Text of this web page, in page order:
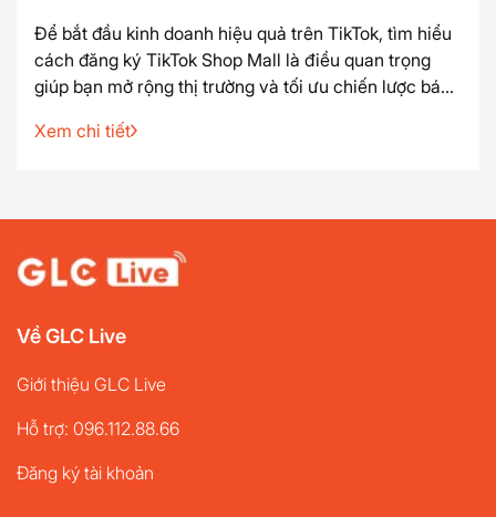
Để bắt đầu kinh doanh hiệu quả trên TikTok, tìm hiểu
cách đăng ký TikTok Shop Mall là điều quan trọng
giúp bạn mở rộng thị trường và tối ưu chiến lược bán
đăng ký TikTok Shop Mall một cách đơn giản và
Xem chi tiết
Về GLC Live
Giới thiệu GLC Live
Hỗ trợ: 096.112.88.66
Đăng ký tài khoản